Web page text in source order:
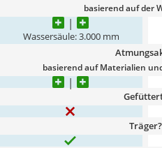
basierend auf der
Wassersäule: 3.000 mm
basierend auf Materialien
Träger?